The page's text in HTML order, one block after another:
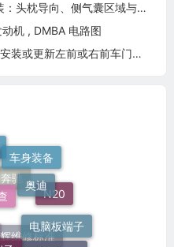
导向、侧气囊区域与饰套固定
机 , DMBA 电路图
前车门饰件上的装饰条施工与复检标准
奥迪
车身装备
子
51 16 嵌入式烟灰缸托架
电脑板端子
N20
奔驰